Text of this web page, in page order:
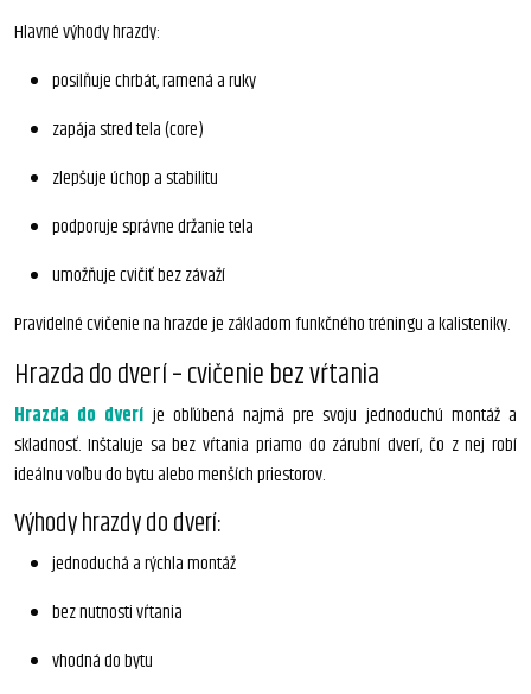
Hlavné výhody hrazdy:
posilňuje chrbát, ramená a ruky
zapája stred tela (core)
zlepšuje úchop a stabilitu
podporuje správne držanie tela
umožňuje cvičiť bez závaží
Pravidelné cvičenie na hrazde je základom funkčného tréningu a kalisteniky.
Hrazda do dverí – cvičenie bez vŕtania
Hrazda do dverí je obľúbená najmä pre svoju jednoduchú montáž a
skladnosť. Inštaluje sa bez vŕtania priamo do zárubní dverí, čo z nej robí
ideálnu voľbu do bytu alebo menších priestorov.
Výhody hrazdy do dverí:
jednoduchá a rýchla montáž
bez nutnosti vŕtania
vhodná do bytu